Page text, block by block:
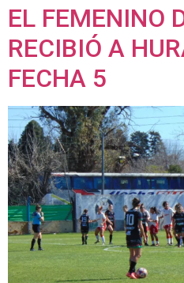
EL FEMENINO
RECIBIÓ A
FECHA 5